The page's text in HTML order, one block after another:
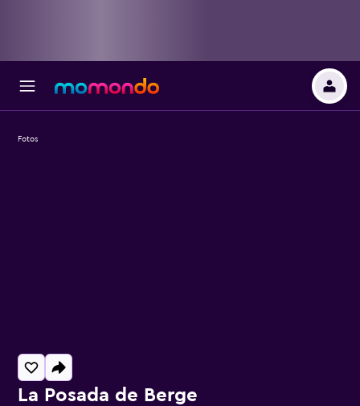
La Posada de Berge
Fotos